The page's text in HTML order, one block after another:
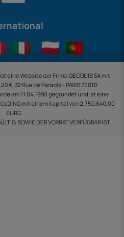
Website der Firma GECODIS SA mit
€, 32 Rue de Paradis - PARIS 75010
am 11.04.1998 gegründet und ist eine
mit einem Kapital von 2.750.640,00
EURO.
SOWIE DER VORRAT VERFÜGBAR IST